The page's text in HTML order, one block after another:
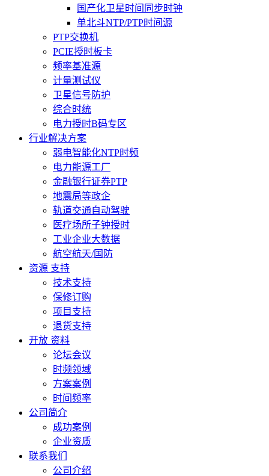
国产化卫星时间同步时钟
单北斗NTP/PTP时间源
PTP交换机
PCIE授时板卡
频率基准源
计量测试仪
卫星信号防护
综合时统
电力授时B码专区
行业解决方案
弱电智能化NTP时频
电力能源工厂
金融银行证券PTP
地震局等政企
轨道交通自动驾驶
医疗场所子钟授时
工业企业大数据
航空航天/国防
资源 支持
技术支持
保修订购
项目支持
退货支持
开放 资料
论坛会议
时频领域
方案案例
时间频率
公司简介
成功案例
企业资质
联系我们
公司介绍